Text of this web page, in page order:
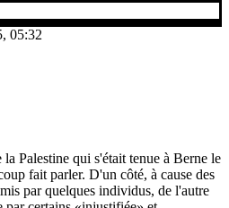
05:32
Palestine qui s'était tenue à Berne le
fait parler. D'un côté, à cause des
par quelques individus, de l'autre